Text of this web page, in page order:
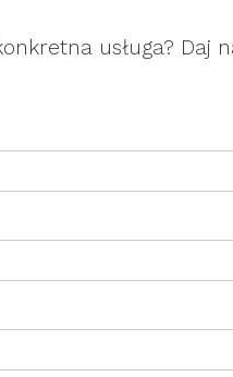
usługa?